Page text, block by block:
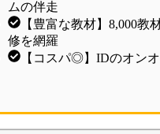
ムの伴走
【豊富な教材】8,000教
修を網羅
【コスパ◎】IDのオン